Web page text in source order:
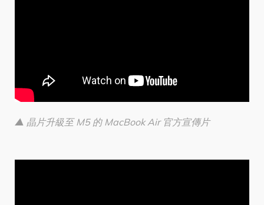
▲ 晶片升級至 M5 的 MacBook Air 官方宣傳片